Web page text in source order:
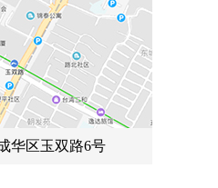
华区玉双路6号